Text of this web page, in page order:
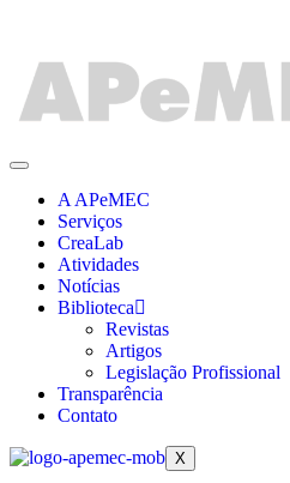
A APeMEC
Serviços
CreaLab
Atividades
Notícias
Biblioteca
Revistas
Artigos
Legislação Profissional
Transparência
Contato
X